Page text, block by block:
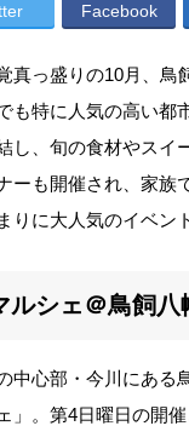
Facebook
真っ盛りの10月、鳥
も特に人気の高い都
し、旬の食材やスイ
ーも開催され、家族
りに大人気のイベン
ルシェ＠鳥飼八
中心部・今川にある
」。第4日曜日の開